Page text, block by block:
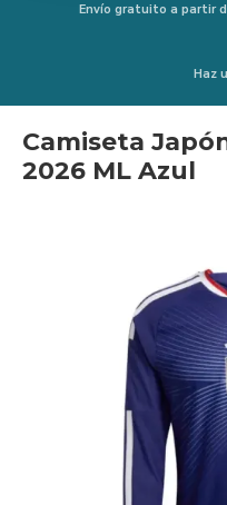
Envío gratuito a partir
Haz
Camiseta
2026 ML Azul